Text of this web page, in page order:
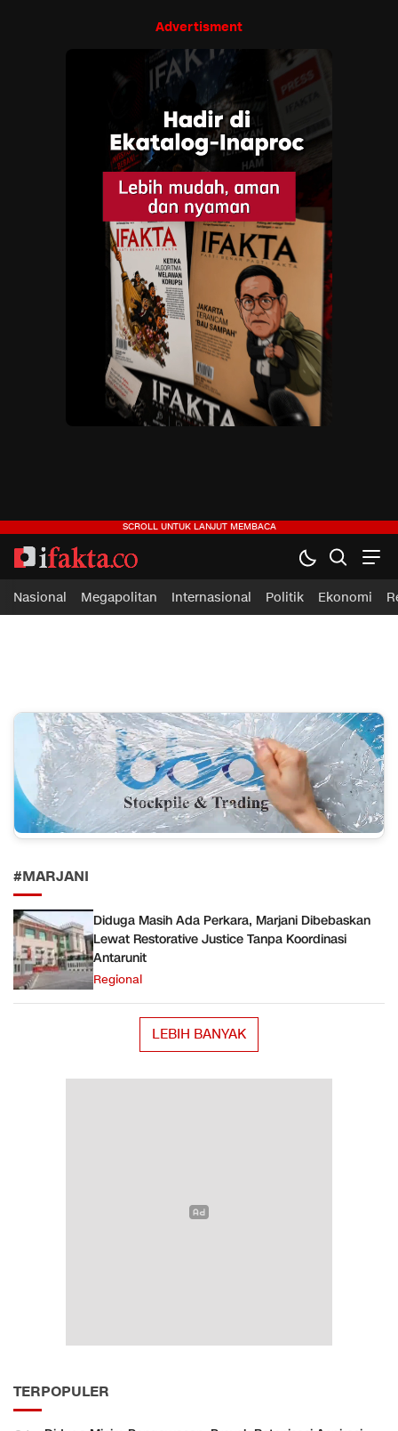
Advertisment
ifakta.co
#pastibenar
Nasional Megapolitan Internasional Politik Ekonomi
#MARJANI
Diduga Masih Ada Perkara, Marjani Dibebaskan
Lewat Restorative Justice Tanpa Koordinasi
Antarunit
Regional
LEBIH BANYAK
TERPOPULER